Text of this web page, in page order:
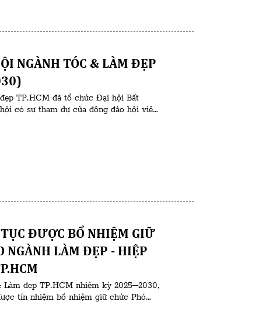
NGÀNH TÓC & LÀM ĐẸP
TP.HCM đã tổ chức Đại hội Bất
có sự tham dự của đông đảo hội viên,
ĐƯỢC BỔ NHIỆM GIỮ
NGÀNH LÀM ĐẸP - HIỆP
đẹp TP.HCM nhiệm kỳ 2025–2030,
tín nhiệm bổ nhiệm giữ chức Phó